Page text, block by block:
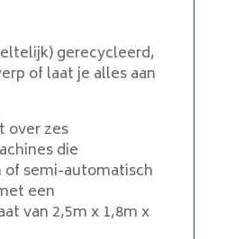
gerecycleerd,
of laat je alles aan
over zes
die
semi-automatisch
een
van 2,5m x 1,8m x